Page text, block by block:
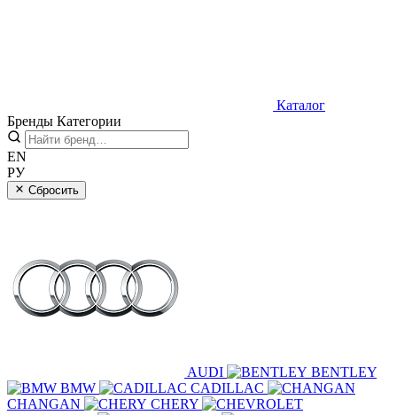
Каталог
Бренды Категории
EN
РУ
Сбросить
AUDI
BENTLEY
BMW
CADILLAC
CHANGAN
CHERY